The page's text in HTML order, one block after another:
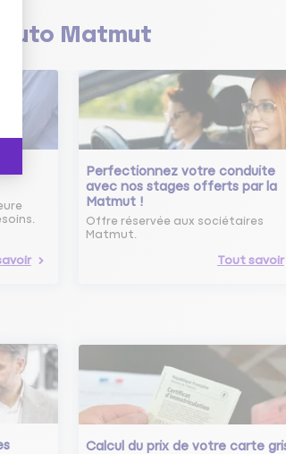
Auto Matmut
Perfectionnez votre conduite
avec nos stages offerts par la
Matmut !
Offre réservée aux sociétaires
Matmut.
Tout savoir
Calcul du prix de votre carte